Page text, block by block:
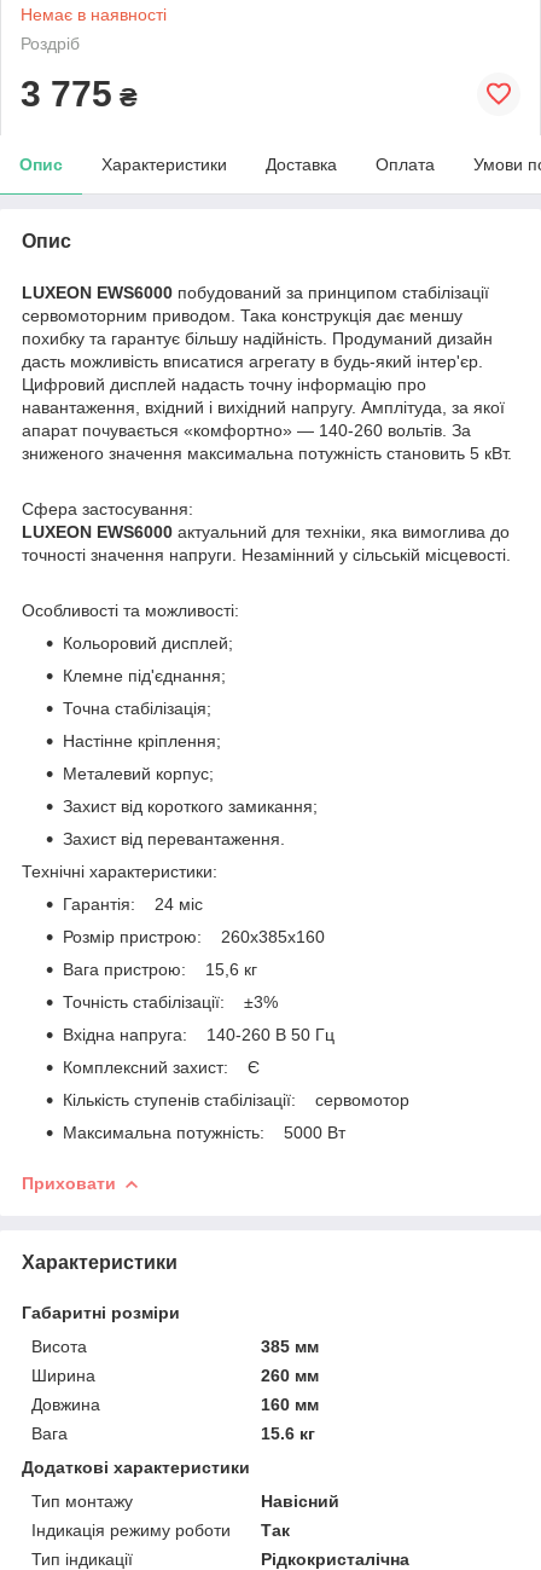
Немає в наявності
Роздріб
3 775 ₴
Опис Характеристики Доставка Оплата Умови
Опис
LUXEON EWS6000 побудований за принципом стабілізації
сервомоторним приводом. Така конструкція дає меншу
похибку та гарантує більшу надійність. Продуманий дизайн
дасть можливість вписатися агрегату в будь-який інтер'єр.
Цифровий дисплей надасть точну інформацію про
навантаження, вхідний і вихідний напругу. Амплітуда, за якої
апарат почувається «комфортно» — 140-260 вольтів. За
зниженого значення максимальна потужність становить 5 кВт.
Сфера застосування:
LUXEON EWS6000 актуальний для техніки, яка вимоглива до
точності значення напруги. Незамінний у сільській місцевості.
Особливості та можливості:
Кольоровий дисплей;
Клемне під'єднання;
Точна стабілізація;
Настінне кріплення;
Металевий корпус;
Захист від короткого замикання;
Захист від перевантаження.
Технічні характеристики:
Гарантія: 24 міс
Розмір пристрою: 260х385х160
Вага пристрою: 15,6 кг
Точність стабілізації: ±3%
Вхідна напруга: 140-260 В 50 Гц
Комплексний захист: Є
Кількість ступенів стабілізації: сервомотор
Максимальна потужність: 5000 Вт
Приховати
Характеристики
Габаритні розміри
Висота
385 мм
Ширина
260 мм
Довжина
160 мм
Вага
15.6 кг
Додаткові характеристики
Тип монтажу
Навісний
Індикація режиму роботи
Так
Тип індикації
Рідкокристалічна